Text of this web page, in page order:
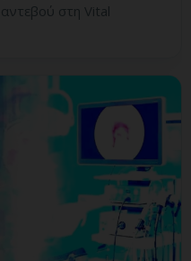
στη Vital